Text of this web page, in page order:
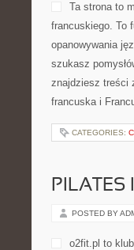
Ta strona to
francuskiego. To
opanowywania
szukasz
znajdziesz treści
francuska i
CATEGORIES:
PILATES
POSTED BY
o2fit.pl to